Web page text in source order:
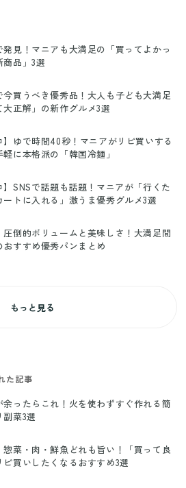
発見！マニアも大満足の「買ってよかっ
商品」3選
今買うべき優秀品！大人も子ども大満足
大正解」の新作グルメ3選
】ゆで時間40秒！マニアがリピ買いする
に本格派の「韓国冷麺」
】SNSで話題も話題！マニアが「行くた
ートに入れる」激うま優秀グルメ3選
圧倒的ボリュームと美味しさ！大満足間
おすすめ優秀パンまとめ
もっと見る
た記事
余ったらこれ！火を使わずすぐ作れる簡
副菜3選
惣菜・肉・鮮魚どれも旨い！「買って良
ピ買いしたくなるおすすめ3選